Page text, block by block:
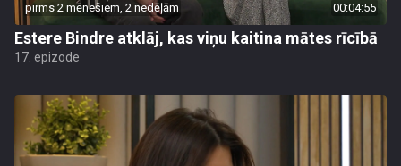
pirms 2 mēnešiem, 2 nedēļām 00:04:55
Estere Bindre atklāj, kas viņu kaitina mātes rīcībā
17. epizode